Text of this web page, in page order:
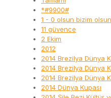
*#9900#
1 - 0 olsun bizim olsun
11 güvence
2 Ekim
2012
2014 Brezilya Dünya
2014 Brezilya Dünya
2014 Brezilya Dünya
2014 Dünya Kupası